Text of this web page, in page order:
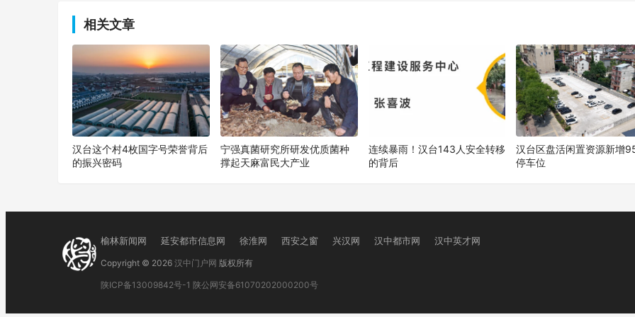
相关文章
汉台这个村4枚国字号荣誉背后
的振兴密码
宁强真菌研究所研发优质菌种
撑起天麻富民大产业
连续暴雨！汉台143人安全转移
的背后
汉台区盘活闲置资源新增
停车位
榆林新闻网 延安都市信息网 徐淮网 西安之窗 兴汉网 汉中都市网 汉中英才网
Copyright © 2026 汉中门户网 版权所有
陕ICP备13009842号-1 陕公网安备61070202000200号